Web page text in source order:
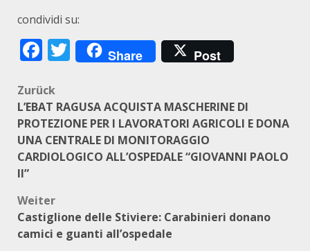
condividi su:
Facebook
Twitter
Share Post
Beitragsnavigation
Zurück
L’EBAT RAGUSA ACQUISTA MASCHERINE DI
PROTEZIONE PER I LAVORATORI AGRICOLI E DONA
UNA CENTRALE DI MONITORAGGIO
CARDIOLOGICO ALL’OSPEDALE “GIOVANNI PAOLO
II”
Weiter
Castiglione delle Stiviere: Carabinieri donano
camici e guanti all’ospedale